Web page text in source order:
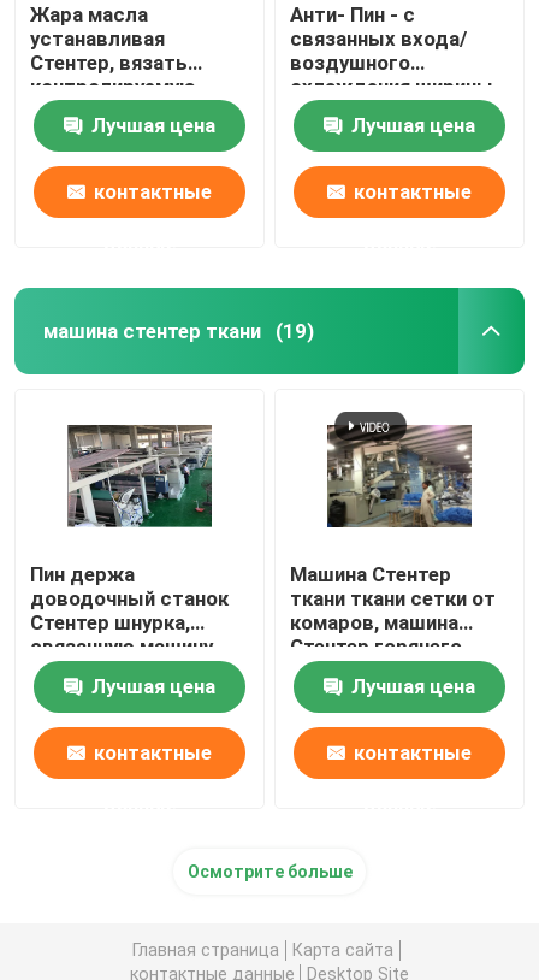
Жара масла
устанавливая
Стентер, вязать
контролируемую
влагу петли ткани
доводочных станков
Лучшая цена
контактные
Анти- Пин - с
связанных входа/
воздушного
охлаждения ширины
машины установки
жары ткани
открытых
Лучшая цена
контактные
машина стентер ткани (19)
Пин держа
доводочный станок
Стентер шнурка,
связанную машину
установки жары
ткани Лучшая цена
контактные
Машина Стентер
ткани ткани сетки от
комаров, машина
Стентер горячего
воздуха низкого
напряженияЛучшая цена
контактные
Осмотрите больше
Главная страница
Карта сайта
контактные данные
Desktop Site